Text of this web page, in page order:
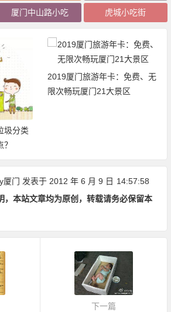
厦门中山路小吃 虎城小吃街
费、无
厦门公交车支持小米公交啦~
厦门 发表于 2012 年 6 月 9 日 14:57:58
，本站文章均为原创，转载请务必保留本
下一篇